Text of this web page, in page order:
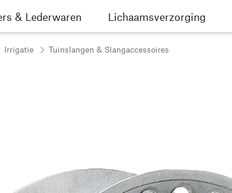
& Lederwaren
Lichaamsverzorging
Irrigatie Tuinslangen & Slangaccessoires